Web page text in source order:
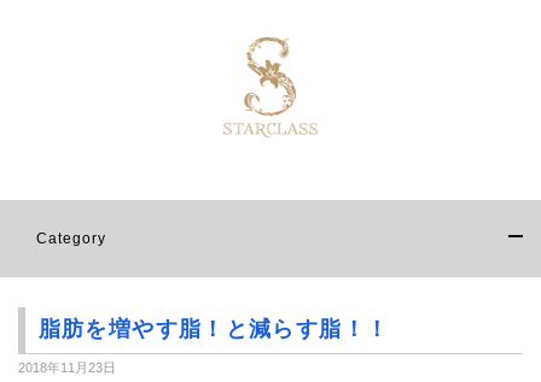
Category
脂肪を増やす脂！と減らす脂！！
2018年11月23日